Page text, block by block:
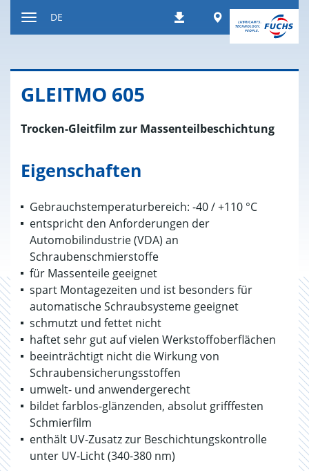
Inhalt
DownloadsWorldwide
DE
GLEIT­MO 605
Trocken-Gleitfilm zur Massenteilbeschichtung
Eigenschaften
Gebrauchstemperaturbereich: -40 / +110 °C
entspricht den Anforderungen der
Automobilindustrie (VDA) an
Schraubenschmierstoffe
für Massenteile geeignet
spart Montagezeiten und ist besonders für
automatische Schraubsysteme geeignet
schmutzt und fettet nicht
haftet sehr gut auf vielen Werkstoffoberflächen
beeinträchtigt nicht die Wirkung von
Schraubensicherungsstoffen
umwelt- und anwendergerecht
bildet farblos-glänzenden, absolut grifffesten
Schmierfilm
enthält UV-Zusatz zur Beschichtungskontrolle
unter UV-Licht (340-380 nm)